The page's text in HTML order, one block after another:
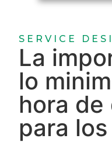
SERVICE
La
lo
hora de
para